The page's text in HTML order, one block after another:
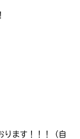
ります！！！（自